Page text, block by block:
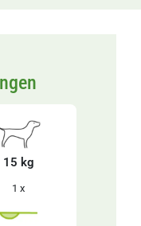
15 kg
1 x